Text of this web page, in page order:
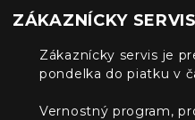
ZÁKAZNÍCKY SERVIS
Zákaznícky servis je
pondelka do piatku v
Vernostný program,